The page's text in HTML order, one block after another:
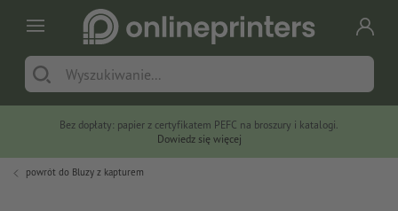
Bez dopłaty: papier z certyfikatem PEFC na broszury i katalogi.
Dowiedz się więcej
powrót do Bluzy z kapturem